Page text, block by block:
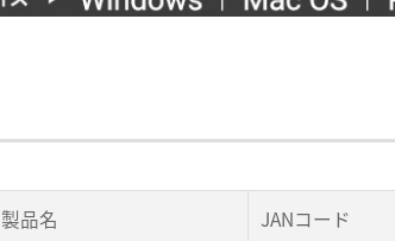
製品名 JANコード